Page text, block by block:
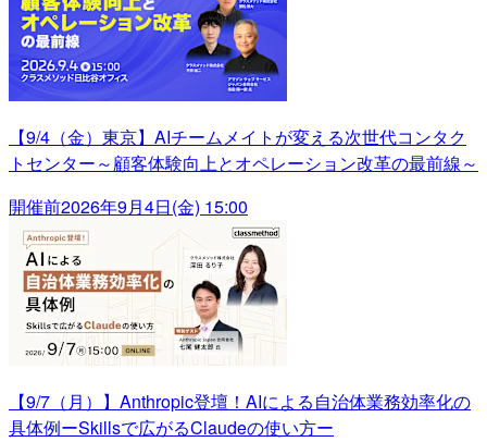
【9/4（金）東京】AIチームメイトが変える次世代コンタク
トセンター～顧客体験向上とオペレーション改革の最前線～
開催前2026年9月4日(金) 15:00
【9/7（月）】Anthropic登壇！AIによる自治体業務効率化の
具体例ーSkillsで広がるClaudeの使い方ー